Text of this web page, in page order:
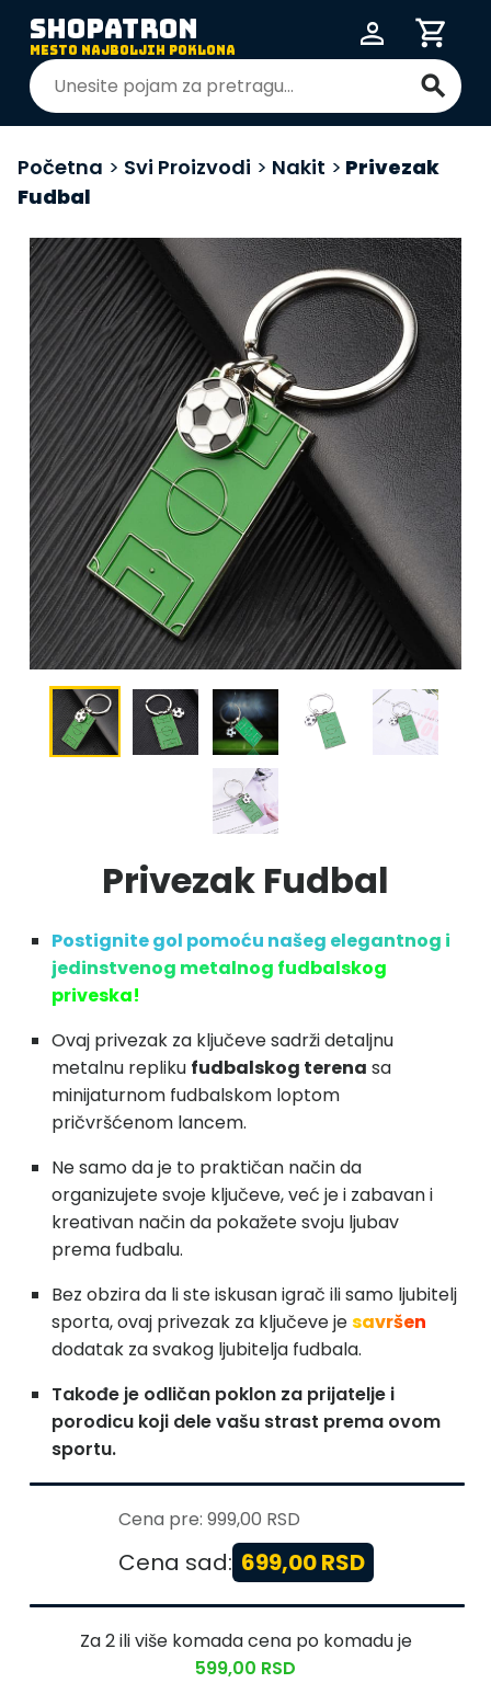
SHOPATRON
MESTO NAJBOLJIH POKLONA
search
person shopping_cart
Početna > Svi Proizvodi > Nakit > Privezak
Fudbal
Privezak Fudbal
Postignite gol pomoću našeg elegantnog i
jedinstvenog metalnog fudbalskog
priveska!
Ovaj privezak za ključeve sadrži detaljnu
metalnu repliku fudbalskog terena sa
minijaturnom fudbalskom loptom
pričvršćenom lancem.
Ne samo da je to praktičan način da
organizujete svoje ključeve, već je i zabavan i
kreativan način da pokažete svoju ljubav
prema fudbalu.
Bez obzira da li ste iskusan igrač ili samo ljubitelj
sporta, ovaj privezak za ključeve jesavršen
dodatak za svakog ljubitelja fudbala.
Takođe je odličan poklon za prijatelje i
porodicu koji dele vašu strast prema ovom
sportu.
Cena pre: 999,00 RSD
Cena sad: 699,00 RSD
Za2ili više komada cena po komadu je
599,00 RSD